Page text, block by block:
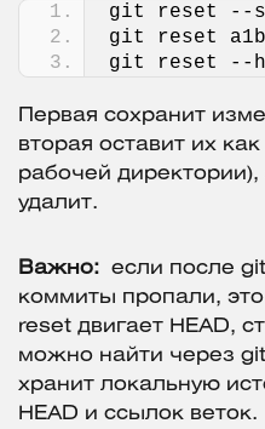
git reset --
git reset
git reset --
Первая сохранит
вторая оставит их
рабочей
удалит.
Важно:
если после
коммиты пропали, это
reset двигает HEAD,
можно найти через
хранит локальную
HEAD и ссылок веток.